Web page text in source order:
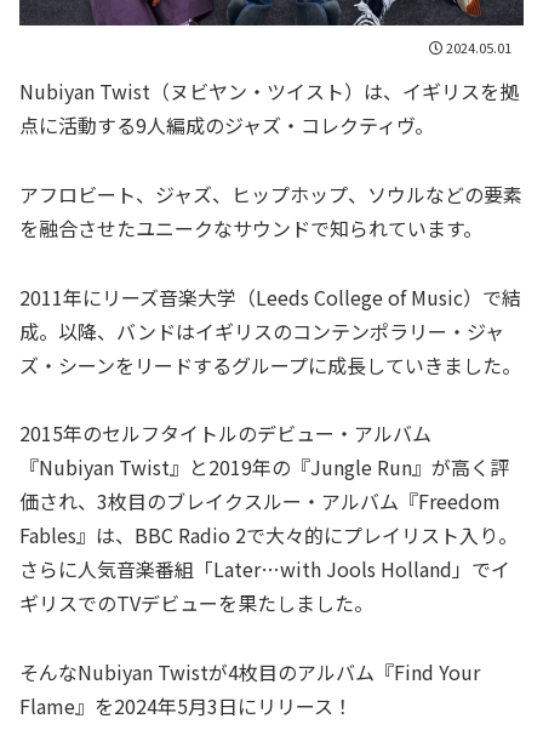
2024.05.01
Nubiyan Twist（ヌビヤン・ツイスト）は、イギリスを拠
点に活動する9人編成のジャズ・コレクティヴ。
アフロビート、ジャズ、ヒップホップ、ソウルなどの要素
を融合させたユニークなサウンドで知られています。
2011年にリーズ音楽大学（Leeds College of Music）で結
成。以降、バンドはイギリスのコンテンポラリー・ジャ
ズ・シーンをリードするグループに成長していきました。
2015年のセルフタイトルのデビュー・アルバム
『Nubiyan Twist』と2019年の『Jungle Run』が高く評
価され、3枚目のブレイクスルー・アルバム『Freedom
Fables』は、BBC Radio 2で大々的にプレイリスト入り。
さらに人気音楽番組「Later…with Jools Holland」でイ
ギリスでのTVデビューを果たしました。
そんなNubiyan Twistが4枚目のアルバム『Find Your
Flame』を2024年5月3日にリリース！